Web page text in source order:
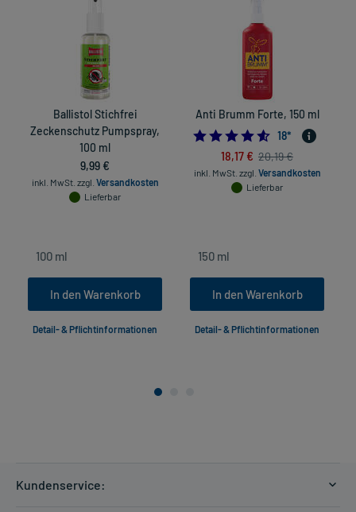
Ballistol Stichfrei
Zeckenschutz Pumpspray,
100 ml
9,99 €
inkl. MwSt. zzgl. Versandkosten
Lieferbar
In den Warenkorb
Detail- & Pflichtinformationen
Anti Brumm Forte, 150 ml
4.611111111111111
18*
18,17 € 20,19 €
inkl. MwSt. zzgl. Versandkosten
Lieferbar
In den Warenkorb
Detail- & Pflichtinformationen
Kundenservice: